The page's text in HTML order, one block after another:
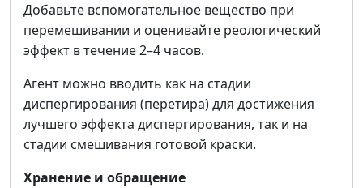
Добавьте вспомогательное вещество при
перемешивании и оценивайте реологический
эффект в течение 2–4 часов.
Агент можно вводить как на стадии
диспергирования (перетира) для достижения
лучшего эффекта диспергирования, так и на
стадии смешивания готовой краски.
Хранение и обращение